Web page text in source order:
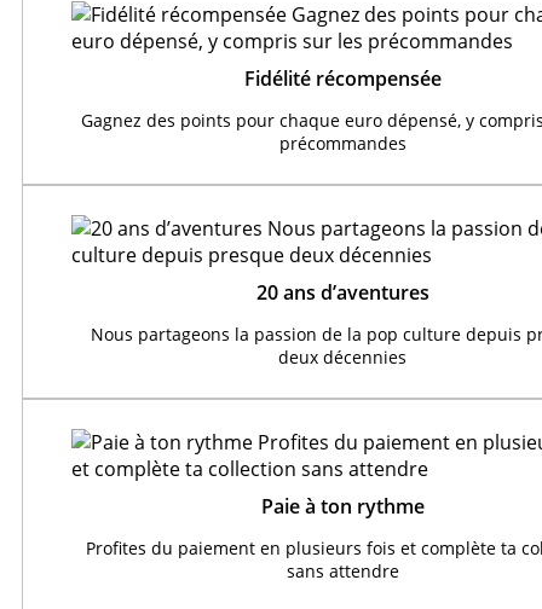
Fidélité récompensée
Gagnez des points pour chaque euro dépensé, y
précommandes
20 ans d’aventures
Nous partageons la passion de la pop culture depuis
deux décennies
Paie à ton rythme
Profites du paiement en plusieurs fois et complète ta
sans attendre